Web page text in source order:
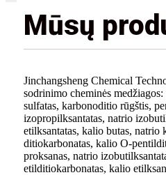
Mūsų
Jinchangsheng Chemical
sodrinimo cheminės
sulfatas, karbonoditio rūgštis,
izopropilksantatas, natrio
etilksantatas, kalio butas, natrio
ditiokarbonatas, kalio O-
proksanas, natrio
etilditiokarbonatas, kalio